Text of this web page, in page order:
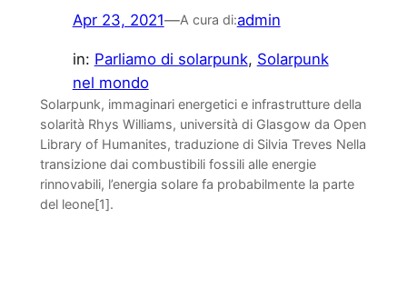
Apr 23, 2021—A cura di:admin
in: Parliamo di solarpunk, Solarpunk
nel mondo
Solarpunk, immaginari energetici e infrastrutture della
solarità Rhys Williams, università di Glasgow da Open
Library of Humanites, traduzione di Silvia Treves Nella
transizione dai combustibili fossili alle energie
rinnovabili, l’energia solare fa probabilmente la parte
del leone[1].